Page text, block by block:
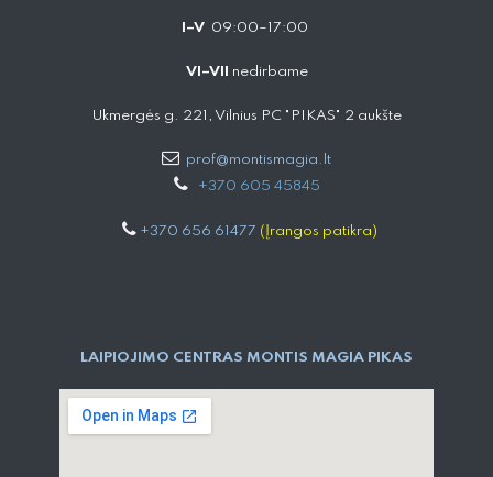
I–V 09:00–17:00
VI–VII nedirbame
Ukmergės g. 221, Vilnius PC "PIKAS" 2 aukšte
prof@montismagia.lt
+370 605 4584​5
+370 656 61477 (Įrangos patikra)
LAIPIOJIMO CENTRAS MONTIS MAGIA PIKAS